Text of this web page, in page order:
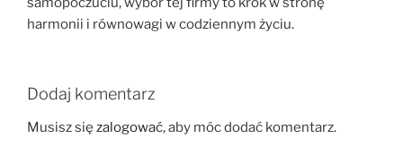
harmonii i równowagi w codziennym życiu.
Dodaj komentarz
Musisz się zalogować, aby móc dodać komentarz.